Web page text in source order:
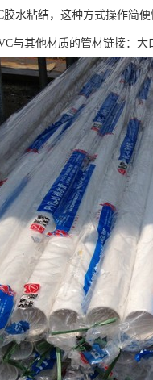
胶水粘结，这种方式操作简
与其他材质的管材链接：